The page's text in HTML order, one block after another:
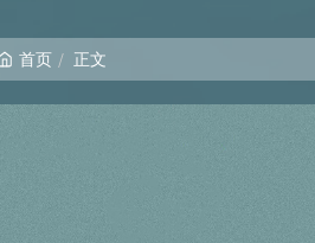
间：
首页 正文